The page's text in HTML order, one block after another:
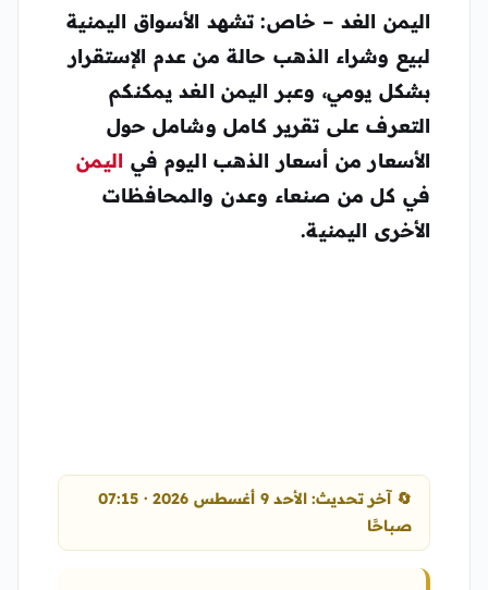
اليمن الغد – خاص: تشهد الأسواق اليمنية
لبيع وشراء الذهب حالة من عدم الإستقرار
بشكل يومي، وعبر اليمن الغد يمكنكم
التعرف على تقرير كامل وشامل حول
الأسعار من أسعار الذهب اليوم في اليمن
في كل من صنعاء وعدن والمحافظات
الأخرى اليمنية.
🔄 آخر تحديث: الأحد 9 أغسطس 2026 · 07:15
صباحًا